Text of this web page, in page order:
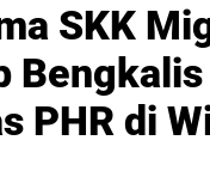
SKK
PHR di